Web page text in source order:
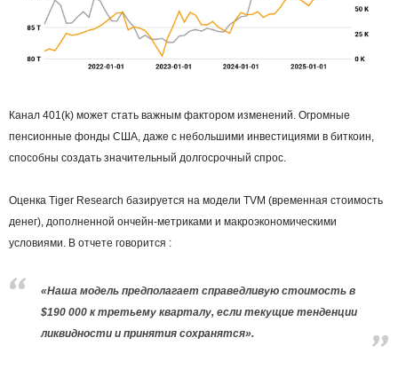
Канал 401(k) может стать важным фактором изменений. Огромные
пенсионные фонды США, даже с небольшими инвестициями в биткоин,
способны создать значительный долгосрочный спрос.
Оценка Tiger Research базируется на модели TVM (временная стоимость
денег), дополненной ончейн-метриками и макроэкономическими
условиями. В отчете говорится :
«Наша модель предполагает справедливую стоимость в
$190 000 к третьему кварталу, если текущие тенденции
ликвидности и принятия сохранятся».